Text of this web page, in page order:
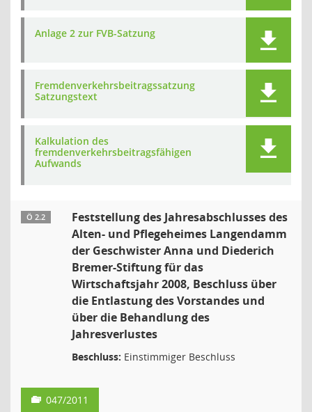
Anlage 2 zur FVB-Satzung
Fremdenverkehrsbeitragssatzung
Satzungstext
Kalkulation des
fremdenverkehrsbeitragsfähigen
Aufwands
Ö 2.2
Feststellung des Jahresabschlusses des
Alten- und Pflegeheimes Langendamm
der Geschwister Anna und Diederich
Bremer-Stiftung für das
Wirtschaftsjahr 2008, Beschluss über
die Entlastung des Vorstandes und
über die Behandlung des
Jahresverlustes
Beschluss: Einstimmiger Beschluss
047/2011